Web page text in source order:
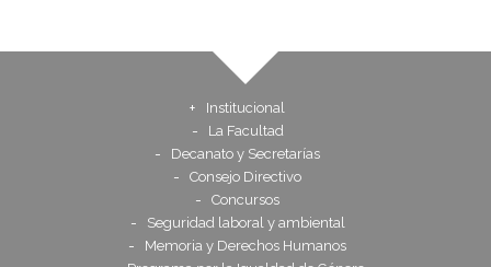
Institucional
La Facultad
Decanato y Secretarías
Consejo Directivo
Concursos
Seguridad laboral y ambiental
Memoria y Derechos Humanos